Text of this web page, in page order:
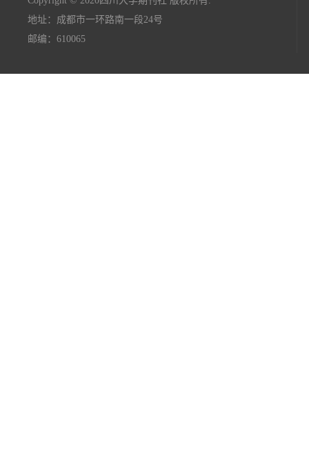
地址：成都市一环路南一段24号
邮编：610065